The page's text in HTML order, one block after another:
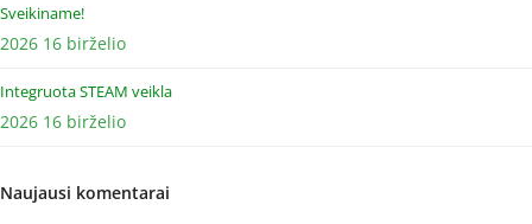
Sveikiname!
2026 16 birželio
Integruota STEAM veikla
2026 16 birželio
Naujausi komentarai